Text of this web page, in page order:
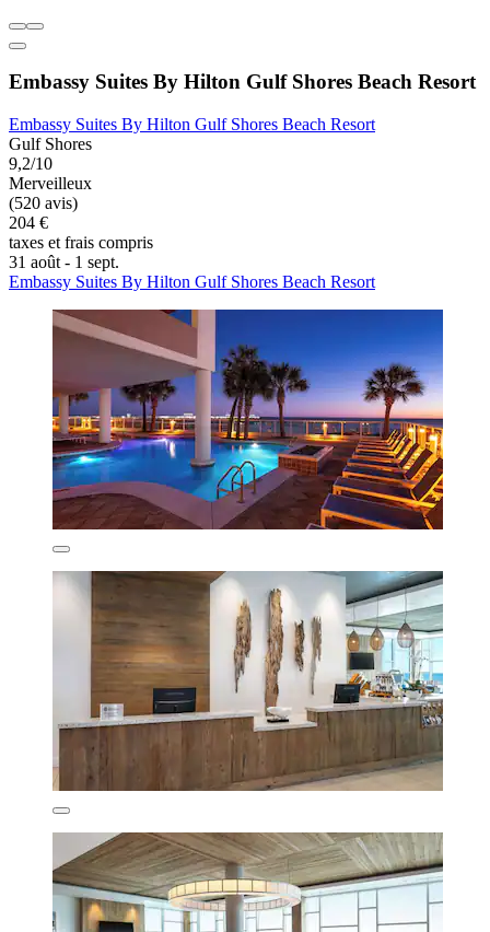
Embassy Suites By Hilton Gulf Shores Beach Resort
Embassy Suites By Hilton Gulf Shores Beach Resort
Gulf Shores
9,2/10
Merveilleux
(520 avis)
204 €
taxes et frais compris
31 août - 1 sept.
Embassy Suites By Hilton Gulf Shores Beach Resort